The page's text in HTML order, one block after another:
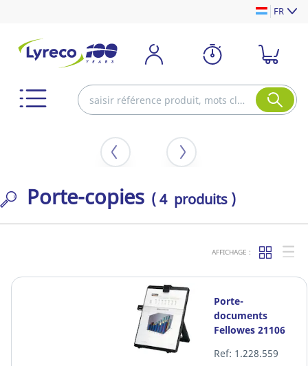
FR
Porte-copies ( 4 produits )
AFFICHAGE :
Porte-
documents
Fellowes 21106
noir
Ref: 1.228.559